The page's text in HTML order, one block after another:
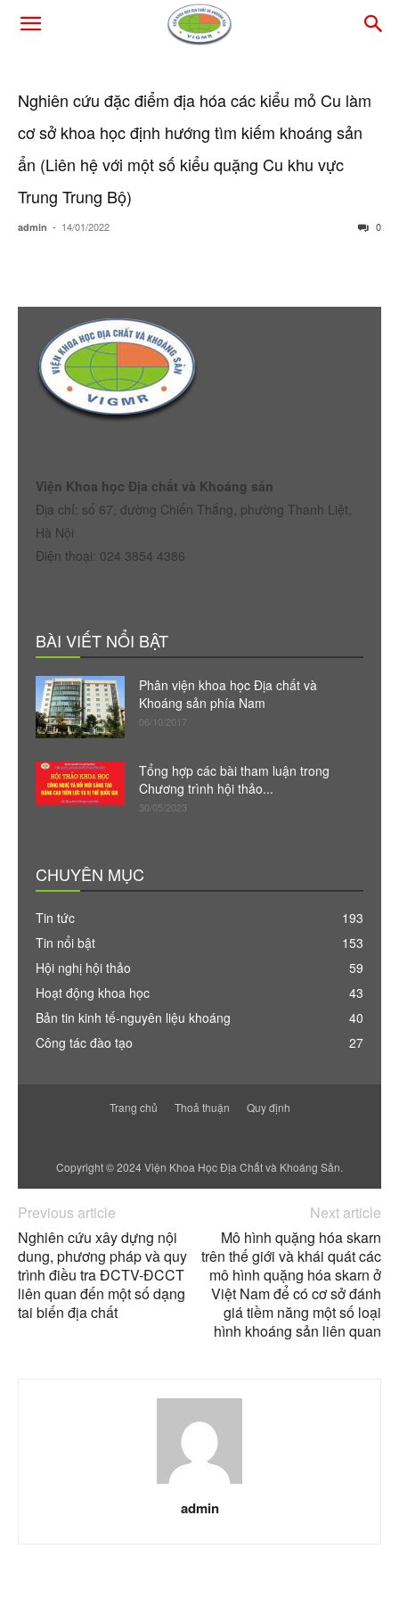
Nghiên cứu đặc điểm địa hóa các kiểu mỏ Cu làm
cơ sở khoa học định hướng tìm kiếm khoáng sản
ẩn (Liên hệ với một số kiểu quặng Cu khu vực
Trung Trung Bộ)
admin - 14/01/2022 0
Viện Khoa học Địa chất và Khoáng sản
Địa chỉ: số 67, đường Chiến Thắng, phường Thanh Liệt,
Hà Nội
Điện thoại: 024 3854 4386
BÀI VIẾT NỔI BẬT
Phân viện khoa học Địa chất và
Khoáng sản phía Nam
06/10/2017
Tổng hợp các bài tham luận trong
Chương trình hội thảo...
30/05/2023
CHUYÊN MỤC
Tin tức
193
Tin nổi bật
153
Hội nghị hội thảo
59
Hoạt động khoa học
43
Bản tin kinh tế-nguyên liệu khoáng
40
Công tác đào tạo
27
Trang chủ Thoả thuận Quy định
Copyright © 2024 Viện Khoa Học Địa Chất và Khoáng Sản.
Previous article
Nghiên cứu xây dựng nội
dung, phương pháp và quy
trình điều tra ĐCTV-ĐCCT
liên quan đến một số dạng
tai biến địa chất
Next article
Mô hình quặng hóa skarn
trên thế giới và khái quát các
mô hình quặng hóa skarn ở
Việt Nam để có cơ sở đánh
giá tiềm năng một số loại
hình khoáng sản liên quan
admin